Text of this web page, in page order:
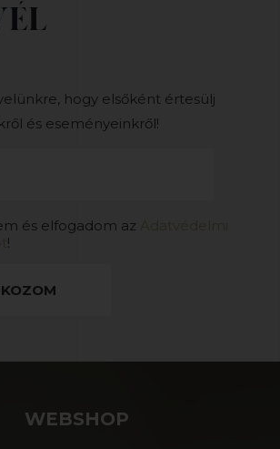
hogy elsőként értesülj
és eseményeinkről!
és elfogadom az Adatvédelmi
!
WEBSHOP